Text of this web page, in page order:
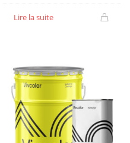
Lire la suite